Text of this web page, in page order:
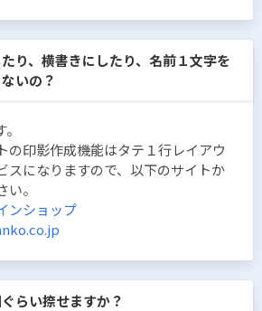
り、横書きにしたり、名前１文字を
いの？
の印影作成機能はタテ１行レイアウ
スになりますので、以下のサイトか
。
ンショップ
らい捺せますか？